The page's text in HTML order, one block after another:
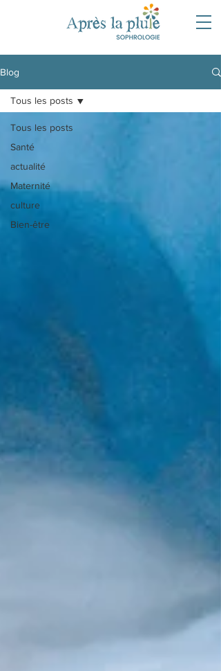
Blog
Tous les posts
Santé
actualité
Maternité
culture
Bien-être
Tous les posts